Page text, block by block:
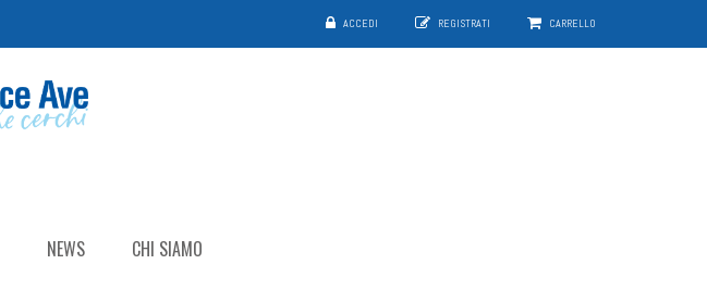
ACCEDI REGISTRATI CARRELLO
NEWS CHI SIAMO